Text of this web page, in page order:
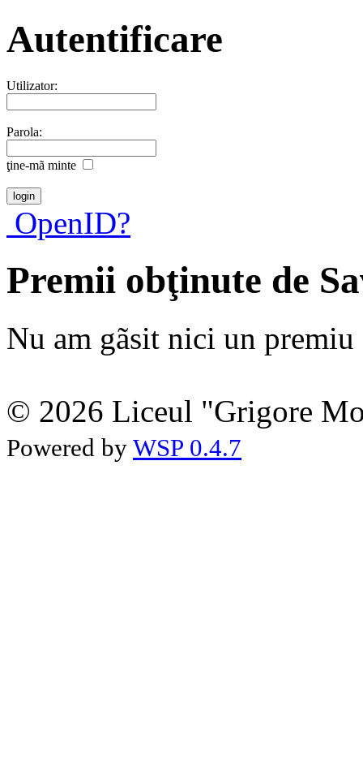
Autentificare
Utilizator:
Parola:
ţine-mã minte
OpenID?
Premii obţinute de
Nu am gãsit nici un premiu
© 2026 Liceul "Grigore
Powered by WSP 0.4.7